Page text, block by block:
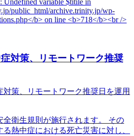
対策、リモートワーク推奨
全衛生規則が施行されます。 その
熱中症における死亡災害に対し、